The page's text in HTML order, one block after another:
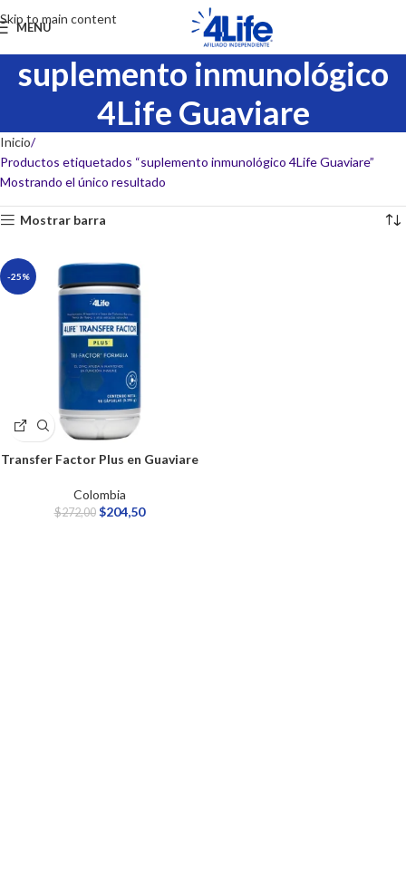
Skip to main content
MENU
suplemento inmunológico
4Life Guaviare
Inicio
Productos etiquetados “suplemento inmunológico 4Life Guaviare”
Mostrando el único resultado
Mostrar barra
-25%
Transfer Factor Plus en Guaviare
Colombia
$272,00 $204,50